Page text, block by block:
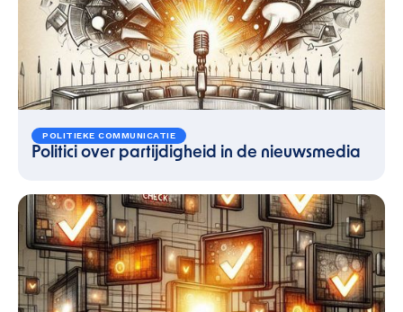
POLITIEKE COMMUNICATIE
Politici over partijdigheid in de nieuwsmedia